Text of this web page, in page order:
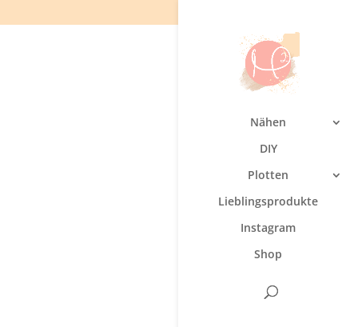
Nähen
DIY
Plotten
Lieblingsprodukte
Instagram
Shop